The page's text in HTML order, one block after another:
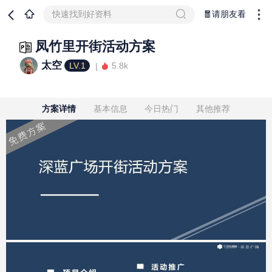
快速找到好资料 🧧请朋友看
凤竹里开街活动方案
太空 LV.1 5.8k
方案详情 基本信息 今日热门 其他推荐